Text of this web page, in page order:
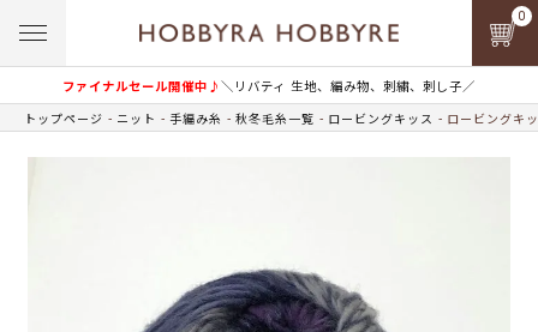
ファイナルセール開催中♪＼リバティ 生地、編み物、刺繍、刺し子／
0
トップページ ニット 手編み糸 秋冬毛糸一覧 ロービングキッス ロービングキ